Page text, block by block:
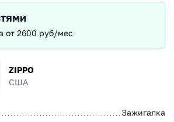
ZIPPO
США
Зажигалка
от 2600 руб/мес